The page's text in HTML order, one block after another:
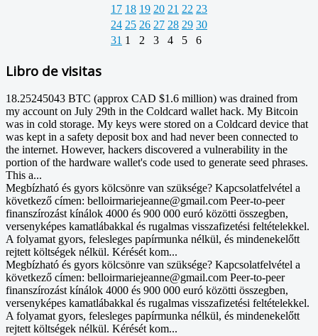
17 18 19 20 21 22 23
24 25 26 27 28 29 30
31 1 2 3 4 5 6
Libro de visitas
18.25245043 BTC (approx CAD $1.6 million) was drained from
my account on July 29th in the Coldcard wallet hack. My Bitcoin
was in cold storage. My keys were stored on a Coldcard device that
was kept in a safety deposit box and had never been connected to
the internet. However, hackers discovered a vulnerability in the
portion of the hardware wallet's code used to generate seed phrases.
This a...
Megbízható és gyors kölcsönre van szüksége? Kapcsolatfelvétel a
következő címen: belloirmariejeanne@gmail.com Peer-to-peer
finanszírozást kínálok 4000 és 900 000 euró közötti összegben,
versenyképes kamatlábakkal és rugalmas visszafizetési feltételekkel.
A folyamat gyors, felesleges papírmunka nélkül, és mindenekelőtt
rejtett költségek nélkül. Kérését kom...
Megbízható és gyors kölcsönre van szüksége? Kapcsolatfelvétel a
következő címen: belloirmariejeanne@gmail.com Peer-to-peer
finanszírozást kínálok 4000 és 900 000 euró közötti összegben,
versenyképes kamatlábakkal és rugalmas visszafizetési feltételekkel.
A folyamat gyors, felesleges papírmunka nélkül, és mindenekelőtt
rejtett költségek nélkül. Kérését kom...